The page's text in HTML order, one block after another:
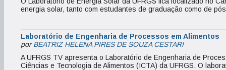
energia solar, tanto com estudantes de graduação como de
Laboratório de Engenharia de Processos em Alimentos
porBEATRIZ HELENA PIRES DE SOUZA CESTARI
A UFRGS TV apresenta o Laboratório de Engenharia de
Ciências e Tecnologia de Alimentos (ICTA) da UFRGS. O